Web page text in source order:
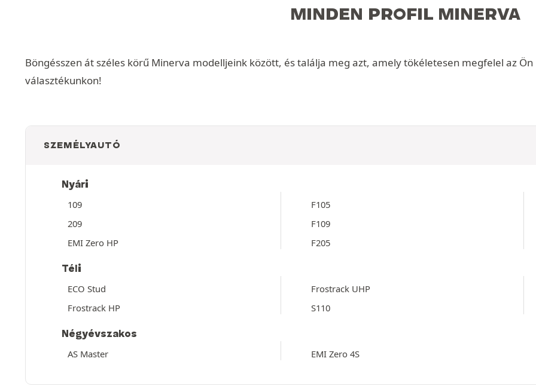
MINDEN PROFIL MINERVA
Böngésszen át széles körű Minerva modelljeink között, és találja meg azt, amely tökéletesen megfelel az
választékunkon!
SZEMÉLYAUTÓ
Nyári
109
209
EMI Zero HP
F105
F109
F205
Téli
ECO Stud
Frostrack HP
Frostrack UHP
S110
Négyévszakos
AS Master
EMI Zero 4S